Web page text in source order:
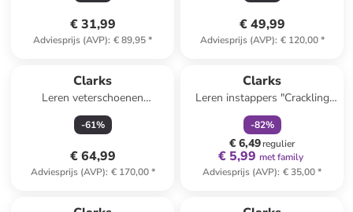
€ 31,99
Adviesprijs (AVP): € 89,95*
€ 49,99
Adviesprijs (AVP): € 120,00*
Clarks
Leren veterschoenen
"Wallabee" paars
-61%
€ 64,99
Adviesprijs (AVP): € 170,00*
Clarks
Leren instappers "Crackling
Flo" donkerblauw
-82%
€ 6,49regulier
€ 5,99 met family
Adviesprijs (AVP): € 35,00*